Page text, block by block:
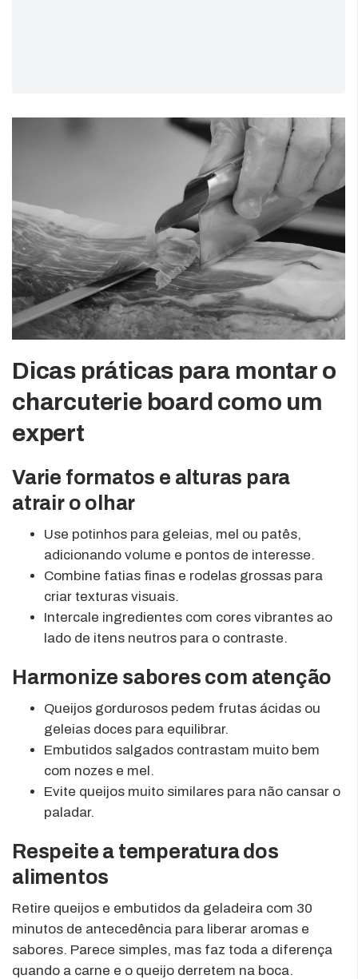
Dicas práticas para montar o
charcuterie board como um
expert
Varie formatos e alturas para
atrair o olhar
Use potinhos para geleias, mel ou patês,
adicionando volume e pontos de interesse.
Combine fatias finas e rodelas grossas para
criar texturas visuais.
Intercale ingredientes com cores vibrantes ao
lado de itens neutros para o contraste.
Harmonize sabores com atenção
Queijos gordurosos pedem frutas ácidas ou
geleias doces para equilibrar.
Embutidos salgados contrastam muito bem
com nozes e mel.
Evite queijos muito similares para não cansar o
paladar.
Respeite a temperatura dos
alimentos
Retire queijos e embutidos da geladeira com 30
minutos de antecedência para liberar aromas e
sabores. Parece simples, mas faz toda a diferença
quando a carne e o queijo derretem na boca.